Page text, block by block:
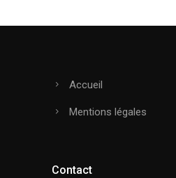
Accueil
Mentions légales
Contact